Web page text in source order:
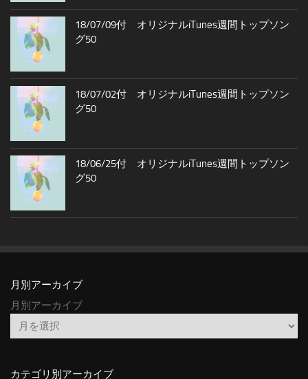
18/07/09付 オリジナルiTunes週間トップソン
グ50
18/07/02付 オリジナルiTunes週間トップソン
グ50
18/06/25付 オリジナルiTunes週間トップソン
グ50
月別アーカイブ
月別アーカイブ
カテゴリ別アーカイブ